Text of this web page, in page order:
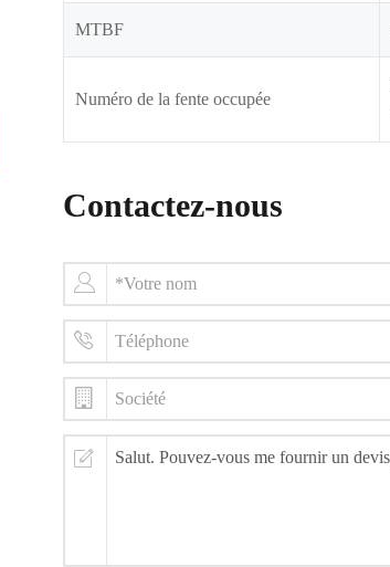
MTBF
Numéro de la fente occupée
Contactez-nous